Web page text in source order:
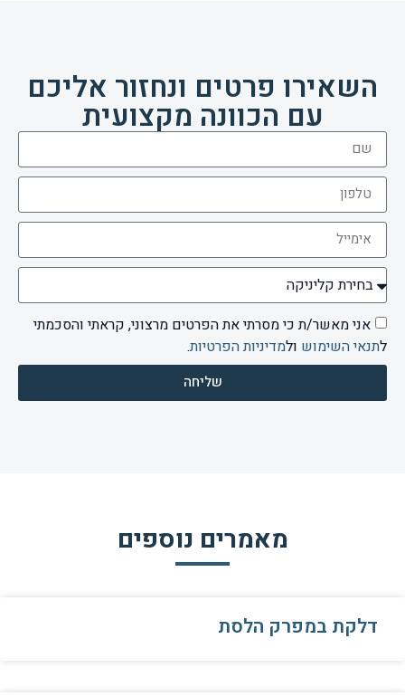
השאירו פרטים ונחזור אליכם
עם הכוונה מקצועית
אני מאשר/ת כי מסרתי את הפרטים מרצוני, קראתי והסכמתי
לתנאי השימוש ולמדיניות הפרטיות.
שליחה
מאמרים נוספים
דלקת במפרק הלסת